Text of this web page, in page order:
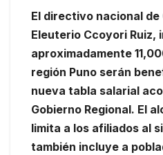
El directivo nacional
Eleuterio Ccoyori Ruiz,
aproximadamente
región Puno serán
nueva tabla salarial
Gobierno Regional. El
limita a los afiliados al
también incluye a